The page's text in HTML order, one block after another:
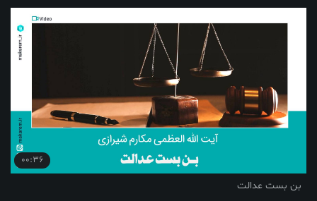
00:36
بن بست عدالت